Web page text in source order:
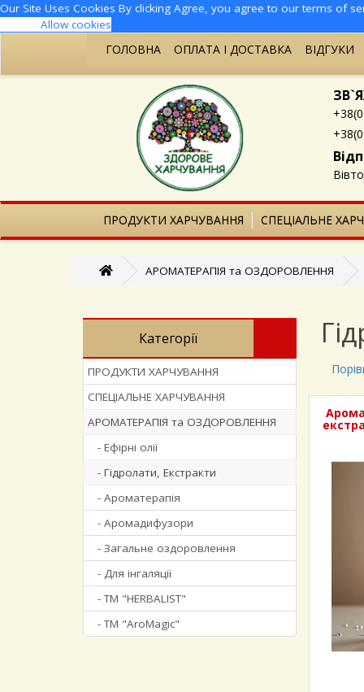
Our Site Uses Cookies By clicking Agree, you agree to our terms of
Allow cookies
ГОЛОВНА ОПЛАТА І ДОСТАВКА ВІДГУКИ
ПРОДУКТИ ХАРЧУВАННЯ СПЕЦІАЛЬНЕ
АРОМАТЕРАПІЯ та ОЗДОРОВЛЕННЯ
Категорії
ПРОДУКТИ ХАРЧУВАННЯ
СПЕЦІАЛЬНЕ ХАРЧУВАННЯ
АРОМАТЕРАПІЯ та ОЗДОРОВЛЕННЯ
- Ефірні олії
- Гідролати, Екстракти
- Ароматерапія
- Аромадифузори
- Загальне оздоровлення
- Для інгаляції
- ТМ "HERBALIST"
- ТМ "AroMagic"